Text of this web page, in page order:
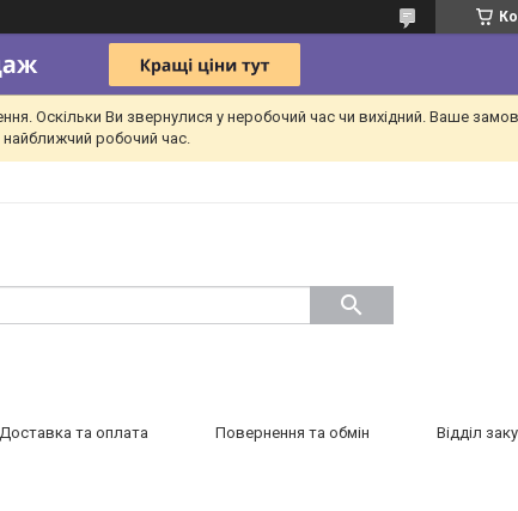
Оскільки Ви звернулися у неробочий час чи вихідний. Ваше
робочий час.
Доставка та оплата Повернення та обмін Відділ